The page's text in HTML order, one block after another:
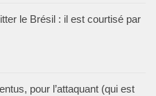
le Brésil : il est courtisé par
pour l’attaquant (qui est